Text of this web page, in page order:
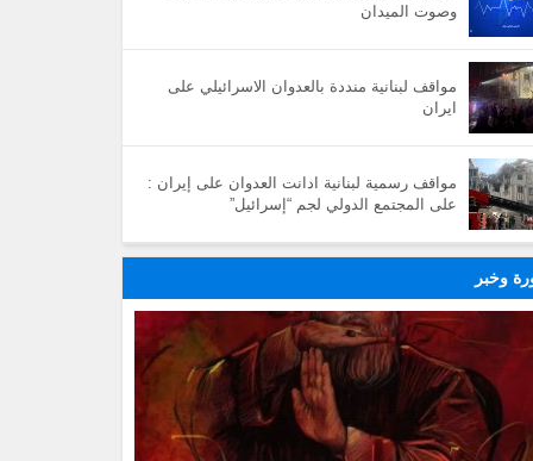
وصوت الميدان
مواقف لبنانية منددة بالعدوان الاسرائيلي على
ايران
مواقف رسمية لبنانية ادانت العدوان على إيران :
على المجتمع الدولي لجم “إسرائيل”
وخبر